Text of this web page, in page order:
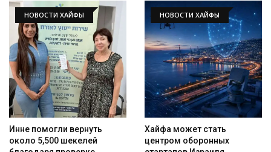
НОВОСТИ ХАЙФЫ
Инне помогли вернуть
около 5,500 шекелей
НОВОСТИ ХАЙФЫ
Хайфа может стать
центром оборонных